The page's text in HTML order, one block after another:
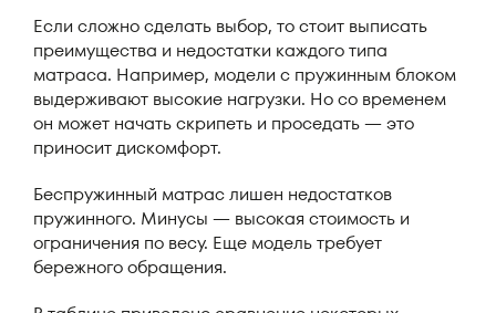
Если сложно сделать выбор, то стоит выписать
преимущества и недостатки каждого типа
матраса. Например, модели с пружинным блоком
выдерживают высокие нагрузки. Но со временем
он может начать скрипеть и проседать — это
приносит дискомфорт.
Беспружинный матрас лишен недостатков
пружинного. Минусы — высокая стоимость и
ограничения по весу. Еще модель требует
бережного обращения.